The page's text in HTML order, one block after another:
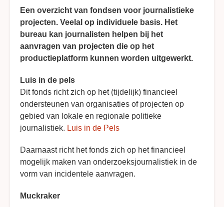
Een overzicht van fondsen voor journalistieke
projecten. Veelal op individuele basis. Het
bureau kan journalisten helpen bij het
aanvragen van projecten die op het
productieplatform kunnen worden uitgewerkt.
Luis in de pels
Dit fonds richt zich op het (tijdelijk) financieel
ondersteunen van organisaties of projecten op
gebied van lokale en regionale politieke
journalistiek. Luis in de Pels
Daarnaast richt het fonds zich op het financieel
mogelijk maken van onderzoeksjournalistiek in de
vorm van incidentele aanvragen.
Muckraker